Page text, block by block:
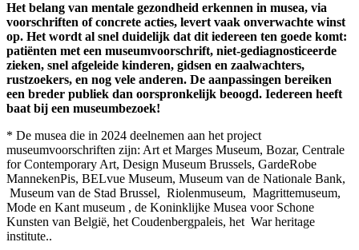
Het belang van mentale gezondheid erkennen in musea, via
voorschriften of concrete acties, levert vaak onverwachte winst
op. Het wordt al snel duidelijk dat dit iedereen ten goede komt:
patiënten met een museumvoorschrift, niet-gediagnosticeerde
zieken, snel afgeleide kinderen, gidsen en zaalwachters,
rustzoekers, en nog vele anderen. De aanpassingen bereiken
een breder publiek dan oorspronkelijk beoogd. Iedereen heeft
baat bij een museumbezoek!
* De musea die in 2024 deelnemen aan het project
museumvoorschriften zijn: Art et Marges Museum, Bozar, Centrale
for Contemporary Art, Design Museum Brussels, GardeRobe
MannekenPis, BELvue Museum, Museum van de Nationale Bank,
Museum van de Stad Brussel, Riolenmuseum, Magrittemuseum,
Mode en Kant museum , de Koninklijke Musea voor Schone
Kunsten van België, het Coudenbergpaleis, het War heritage
institute..